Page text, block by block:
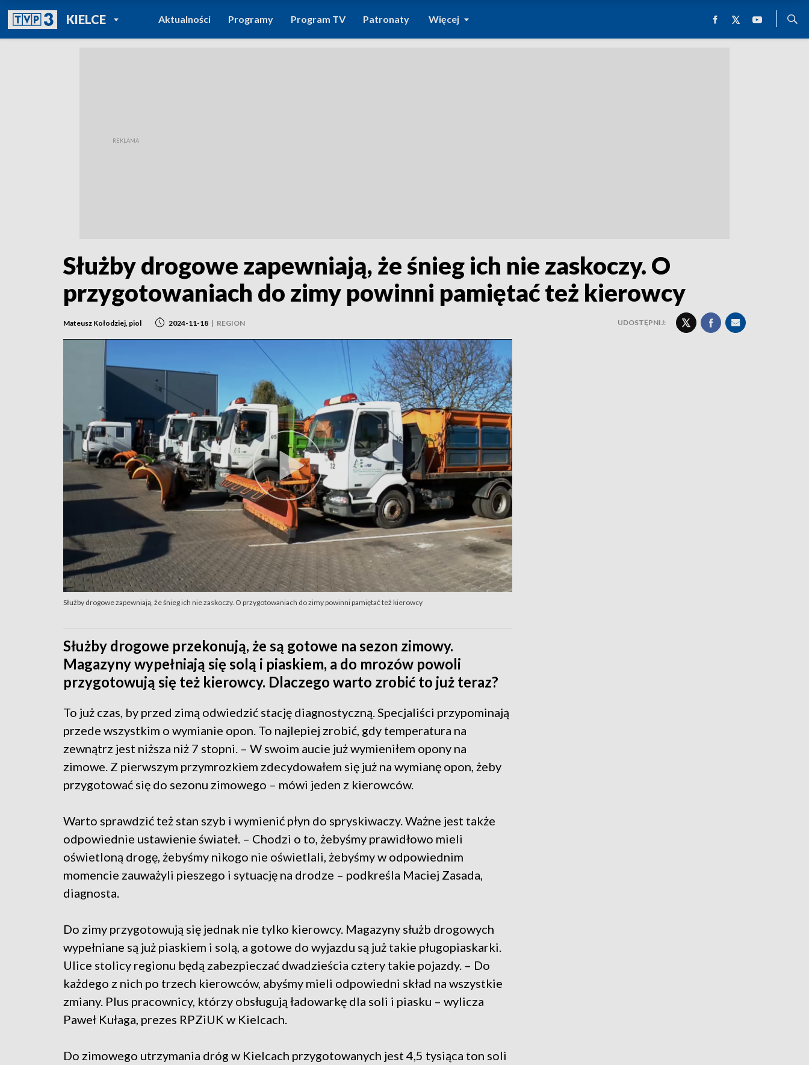
KIELCEPOWRÓT DO
TVP REGIONY
Aktualności Programy Program TV Patronaty Więcej
Służby drogowe zapewniają, że śnieg ich nie zaskoczy. O
przygotowaniach do zimy powinni pamiętać też kierowcy
Mateusz Kołodziej, piol 2024-11-18 | REGION UDOSTĘPNIJ:
Służby drogowe zapewniają, że śnieg ich nie zaskoczy. O przygotowaniach do zimy powinni pamiętać też kierowcy
Służby drogowe przekonują, że są gotowe na sezon zimowy.
Magazyny wypełniają się solą i piaskiem, a do mrozów powoli
przygotowują się też kierowcy. Dlaczego warto zrobić to już teraz?
To już czas, by przed zimą odwiedzić stację diagnostyczną. Specjaliści przypominają
przede wszystkim o wymianie opon. To najlepiej zrobić, gdy temperatura na
zewnątrz jest niższa niż 7 stopni. – W swoim aucie już wymieniłem opony na
zimowe. Z pierwszym przymrozkiem zdecydowałem się już na wymianę opon, żeby
przygotować się do sezonu zimowego – mówi jeden z kierowców.
Warto sprawdzić też stan szyb i wymienić płyn do spryskiwaczy. Ważne jest także
odpowiednie ustawienie świateł. – Chodzi o to, żebyśmy prawidłowo mieli
oświetloną drogę, żebyśmy nikogo nie oświetlali, żebyśmy w odpowiednim
momencie zauważyli pieszego i sytuację na drodze – podkreśla Maciej Zasada,
diagnosta.
Do zimy przygotowują się jednak nie tylko kierowcy. Magazyny służb drogowych
wypełniane są już piaskiem i solą, a gotowe do wyjazdu są już takie pługopiaskarki.
Ulice stolicy regionu będą zabezpieczać dwadzieścia cztery takie pojazdy. – Do
każdego z nich po trzech kierowców, abyśmy mieli odpowiedni skład na wszystkie
zmiany. Plus pracownicy, którzy obsługują ładowarkę dla soli i piasku – wylicza
Paweł Kułaga, prezes RPZiUK w Kielcach.
Do zimowego utrzymania dróg w Kielcach przygotowanych jest 4,5 tysiąca ton soli